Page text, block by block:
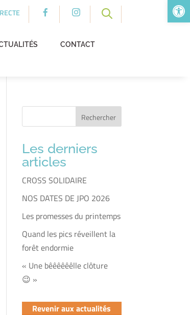
CONTACT
Rechercher
Les derniers
articles
CROSS SOLIDAIRE
NOS DATES DE JPO 2026
Les promesses du printemps
Quand les pics réveillent la
forêt endormie
« Une bêêêêêêlle clôture
😉 »
Revenir aux actualités